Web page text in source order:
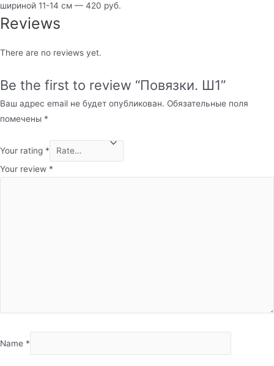
шириной 11-14 см — 420 руб.
Reviews
There are no reviews yet.
Be the first to review “Повязки. Ш1”
Ваш адрес email не будет опубликован. Обязательные поля
помечены *
Your rating *
Your review *
Name *